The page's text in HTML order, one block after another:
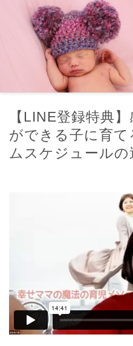
【LINE登録特典
ができる子に育
ムスケジュールの